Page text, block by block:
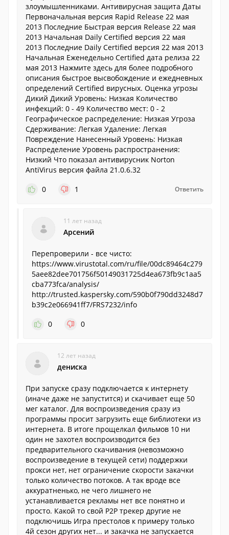
злоумышленниками. Антивирусная защита Даты
Первоначальная версия Rapid Release 22 мая
2013 Последние Быстрая версия Release 22 мая
2013 Начальная Daily Certified версия 22 мая
2013 Последние Daily Certified версия 22 мая 2013
Начальная Еженедельно Certified дата релиза 22
мая 2013 Нажмите здесь для более подробного
описания быстрое высвобождение и ежедневных
определений Certified вирусных. Оценка угрозы
Дикий Дикий Уровень: Низкая Количество
инфекций: 0 - 49 Количество мест: 0 - 2
Географическое распределение: Низкая Угроза
Сдерживание: Легкая Удаление: Легкая
Повреждение Нанесенный Уровень: Низкая
Распределение Уровень распространения:
Низкий Что показал антивирусник Norton
AntiVirus версия файла 21.0.6.32
0
1 Ответить
11 лет назад
Арсений
Перепроверили - все чисто:
https://www.virustotal.com/ru/file/00dc89464c279
5aee82dee701756f50149031725d4ea673fb9c1aa5
cba773fca/analysis/
http://trusted.kaspersky.com/590b0f790dd3248d7
b39c2e066941ff7/FRS7232/info
0
0
12 лет назад
дениска
При запуске сразу подключается к интернету
(иначе даже не запустится) и скачивает еще 50
мег каталог. Для воспроизведения сразу из
программы просит загрузить еще библиотеки из
интернета. В итоге прощелкал фильмов 10 ни
один не захотел воспроизводится без
предварительного скачивания (невозможно
воспроизведение в текущей сети) поддержки
прокси нет, нет ограничение скорости закачки
только количество потоков. А так вроде все
аккуратненько, не чего лишнего не
устанавливается рекламы нет все понятно и
просто. Какой то свой P2P трекер другие не
подключишь Игра престолов к примеру только
4й сезон других нет... и закачка не запускается